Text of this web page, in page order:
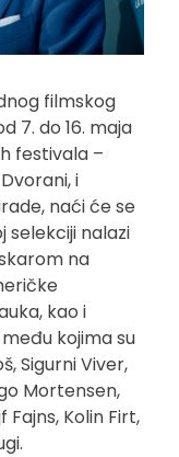
filmskog
7. do 16. maja
festivala –
i
naći će se
selekciji nalazi
na
kao i
kojima su
Sigurni Viver,
Mortensen,
Fajns, Kolin Firt,